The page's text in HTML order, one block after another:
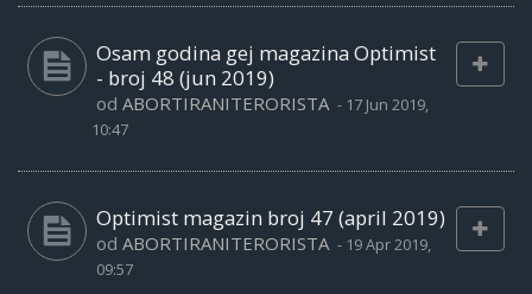
Osam godina gej magazina Optimist
- broj 48 (jun 2019)
od ABORTIRANITERORISTA - 17 Jun 2019,
10:47
Optimist magazin broj 47 (april 2019)
od ABORTIRANITERORISTA - 19 Apr 2019,
09:57